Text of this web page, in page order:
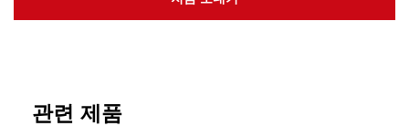
관련 제품